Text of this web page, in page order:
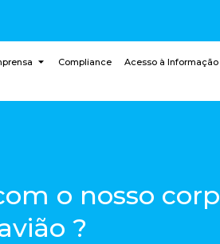
Compliance Acesso à Informação
o nosso
?